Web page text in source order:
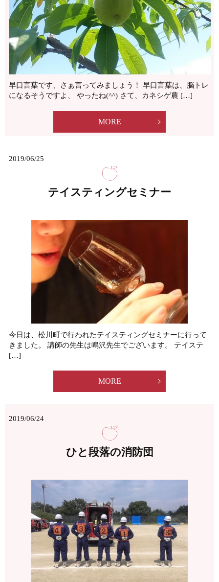
早口言葉です、さぁ言ってみましょう！ 早口言葉は、脳トレ
になるそうですよ、 やったね(^^) さて、カネシゲ農 […]
MORE
2019/06/25
テイスティングセミナー
今日は、松川町で行われたテイスティングセミナーに行って
きました。 講師の先生は鳴沢先生でございます。 テイステ
[…]
MORE
2019/06/24
ひと段落の消防団